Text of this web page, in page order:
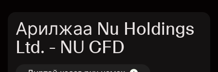
Арилжаа Nu Holdings
Ltd. - NU CFD